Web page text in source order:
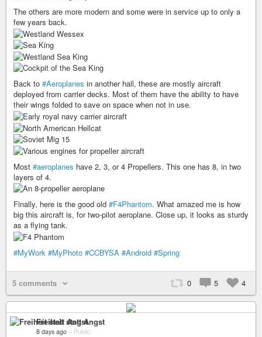
The others are more modern and some were in service up to only a
few years back.
Back to #Aeroplanes in another hall, these are mostly aircraft
deployed from carrier decks. Most of them have the ability to have
their wings folded to save on space when not in use.
Most #aeroplanes have 2, 3, or 4 Propellers. This one has 8, in two
layers of 4.
Finally, here is the good old #F4Phantom. What amazed me is how
big this aircraft is, for two-pilot aeroplane. Close up, it looks as sturdy
as a flying tank.
#MyWork #MyPhoto #CCBYSA #Android #Spring
5 comments 0 5 4
Freiheit statt Angst
8 days ago – Public